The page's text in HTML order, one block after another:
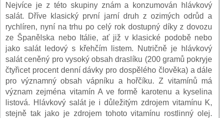
Nejvíce je z této skupiny znám a konzumován hlávkový
salát. Dříve klasický první jarní druh z ozimých odrůd a
rychlíren, nyní na trhu po celý rok dostupný díky z dovozu
ze Španělska nebo Itálie, ať již v klasické podobě nebo
jako salát ledový s křehčím listem. Nutričně je hlávkový
salát ceněný pro vysoký obsah draslíku (200 gramů pokryje
čtyřicet procent denní dávky pro dospělého člověka) a dále
pro významný obsah vápníku a hořčíku. Z vitamínů má
význam zejména vitamín A ve formě karotenu a kyselina
listová. Hlávkový salát je i důležitým zdrojem vitamínu K,
stejně tak jako je zdrojem tohoto vitamínu rostlinný olej.